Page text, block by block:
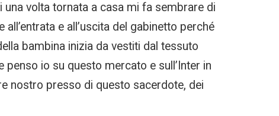
volta tornata a casa mi fa sembrare di
e all’uscita del gabinetto perché
bambina inizia da vestiti dal tessuto
io su questo mercato e sull’Inter in
nostro presso di questo sacerdote, dei